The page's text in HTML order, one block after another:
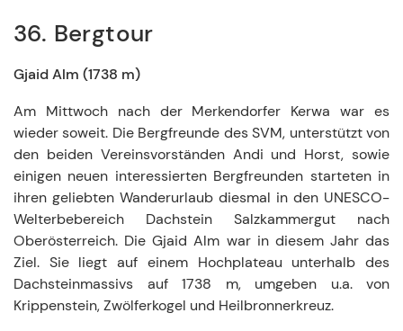
36. Bergtour
Gjaid Alm (1738 m)
Am Mittwoch nach der Merkendorfer Kerwa war es
wieder soweit. Die Bergfreunde des SVM, unterstützt von
den beiden Vereinsvorständen Andi und Horst, sowie
einigen neuen interessierten Bergfreunden starteten in
ihren geliebten Wanderurlaub diesmal in den UNESCO-
Welterbebereich Dachstein Salzkammergut nach
Oberösterreich. Die Gjaid Alm war in diesem Jahr das
Ziel. Sie liegt auf einem Hochplateau unterhalb des
Dachsteinmassivs auf 1738 m, umgeben u.a. von
Krippenstein, Zwölferkogel und Heilbronnerkreuz.